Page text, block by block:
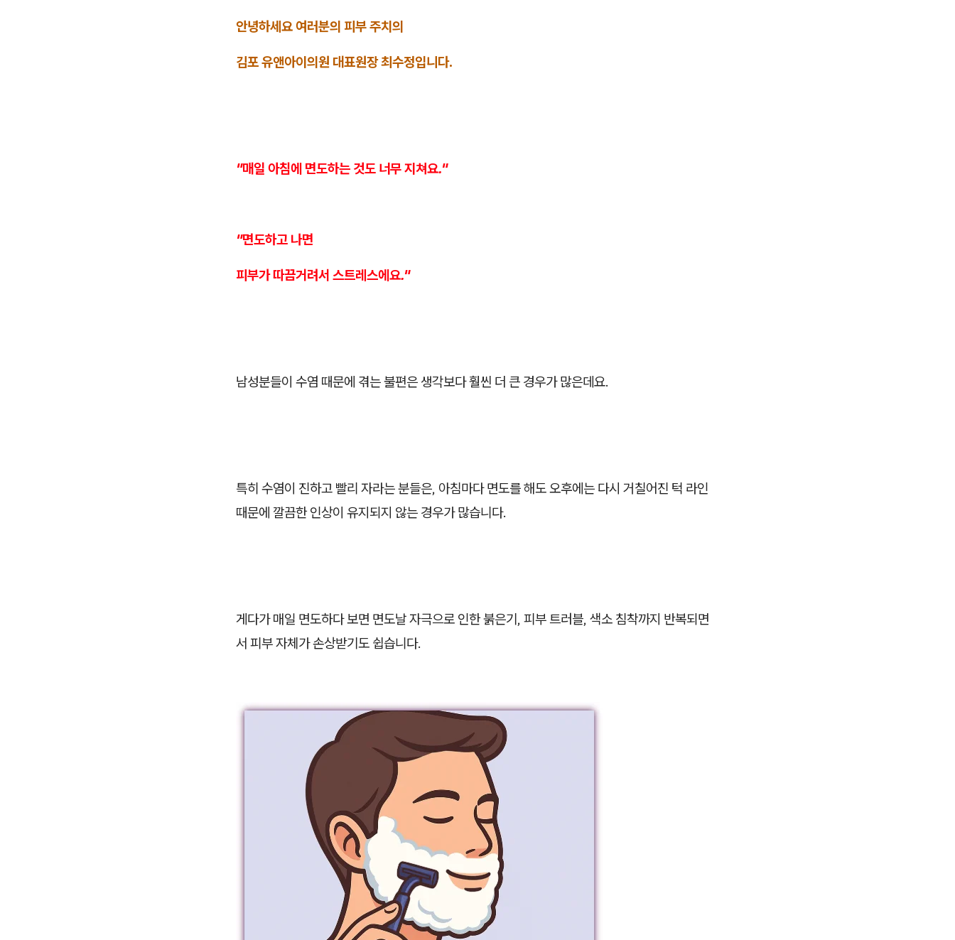
안녕하세요 여러분의 피부 주치의
김포 유앤아이의원 대표원장 최수정입니다.
"매일 아침에 면도하는 것도 너무 지쳐요."
"면도하고 나면
피부가 따끔거려서 스트레스에요."
남성분들이 수염 때문에 겪는 불편은 생각보다 훨씬 더 큰 경우가 많은데요.
특히 수염이 진하고 빨리 자라는 분들은, 아침마다 면도를 해도 오후에는 다시 거칠어진 턱 라인
때문에 깔끔한 인상이 유지되지 않는 경우가 많습니다.
게다가 매일 면도하다 보면 면도날 자극으로 인한 붉은기, 피부 트러블, 색소 침착까지 반복되면
서 피부 자체가 손상받기도 쉽습니다.